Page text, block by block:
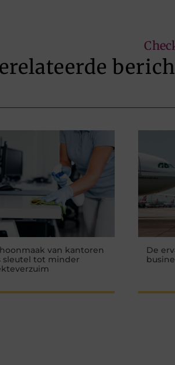
van kantoren
sleutel tot minder
De